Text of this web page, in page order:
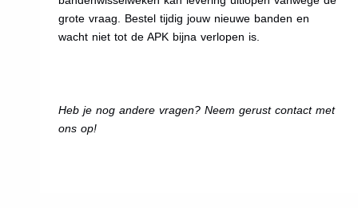
grote vraag. Bestel tijdig jouw nieuwe banden en
wacht niet tot de APK bijna verlopen is.
Heb je nog andere vragen? Neem gerust contact met
ons op!